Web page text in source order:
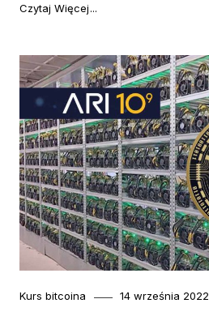
Czytaj Więcej
Category
Kurs bitcoina
Posted
14 września 2022